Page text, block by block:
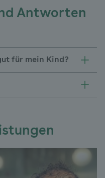
Antworten
für mein Kind?